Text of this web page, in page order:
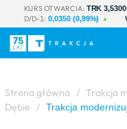
KURS OTWARCIA: TRK 3,5300
D/D-1: 0,0350 (0,99%)
Strona główna / Trakcja
Dębie / Trakcja